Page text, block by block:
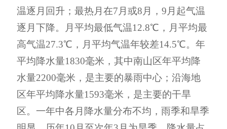
温逐月回升；最热月在7 月或8 月，9 月起气温
逐月下降。月平均最低气温12.8℃ ， 月平均最
高气温27.3℃，月平均气温年较差14.5℃。年
平均降水量1830毫米，其中南山区年平均降
水量2200毫米，是主要的暴雨中心；沿海地
区年平均降水量1593毫米，是主要的干旱
区。一年中各月降水量分布不均，雨季和旱季